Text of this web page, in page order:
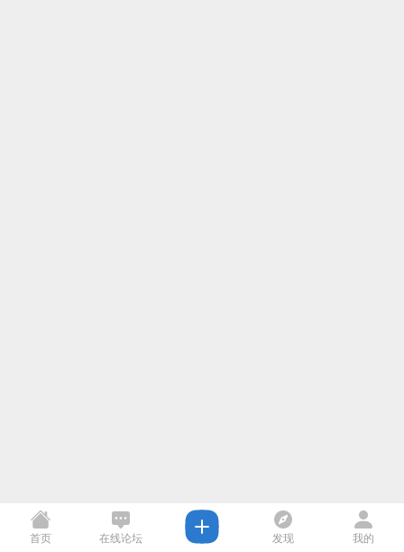
首页 在线论坛 发现 我的